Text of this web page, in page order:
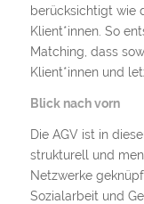
berücksichtigt wie
Klient*innen. So
Matching, dass
Klient*innen und
Blick nach vorn
Die AGV ist in
strukturell und
Netzwerke
Sozialarbeit und